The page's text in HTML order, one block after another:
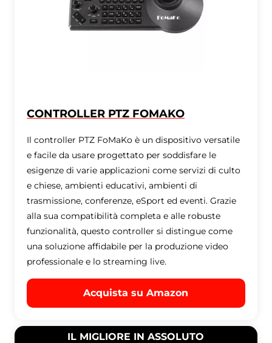
CONTROLLER PTZ FOMAKO
Il controller PTZ FoMaKo è un dispositivo versatile
e facile da usare progettato per soddisfare le
esigenze di varie applicazioni come servizi di culto
e chiese, ambienti educativi, ambienti di
trasmissione, conferenze, eSport ed eventi. Grazie
alla sua compatibilità completa e alle robuste
funzionalità, questo controller si distingue come
una soluzione affidabile per la produzione video
professionale e lo streaming live.
Acquista su Amazon
IL MIGLIORE IN ASSOLUTO